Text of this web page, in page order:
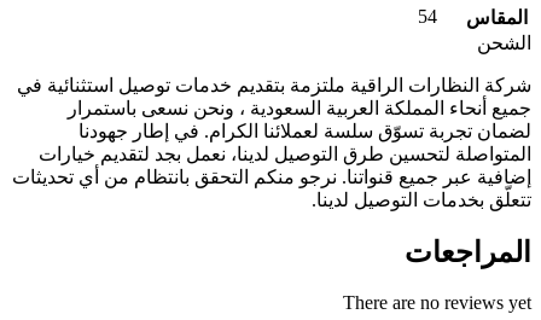
المقاس
54
الشحن
شركة النظارات الراقية ملتزمة بتقديم خدمات توصيل استثنائية في
جميع أنحاء المملكة العربية السعودية ، ونحن نسعى باستمرار
لضمان تجربة تسوّق سلسة لعملائنا الكرام. في إطار جهودنا
المتواصلة لتحسين طرق التوصيل لدينا، نعمل بجد لتقديم خيارات
إضافية عبر جميع قنواتنا. نرجو منكم التحقق بانتظام من أي تحديثات
تتعلّق بخدمات التوصيل لدينا.
المراجعات
There are no reviews yet